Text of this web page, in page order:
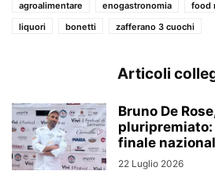
agroalimentare
enogastronomia food
liquori
bonetti zafferano 3 cuochi
Articoli
Bruno De
pluripremiato:
finale
22 Luglio 2026